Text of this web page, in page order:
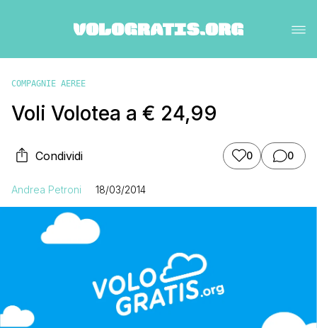
COMPAGNIE AEREE
Voli Volotea a € 24,99
Condividi 0 0
Andrea Petroni 18/03/2014